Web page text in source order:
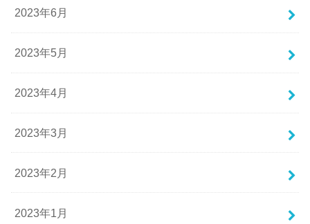
2023年6月
2023年5月
2023年4月
2023年3月
2023年2月
2023年1月